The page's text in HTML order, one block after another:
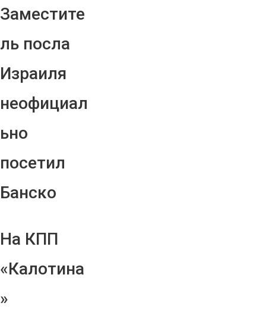
Заместите
ль посла
Израиля
неофициал
ьно
посетил
Банско
На КПП
«Калотина
»